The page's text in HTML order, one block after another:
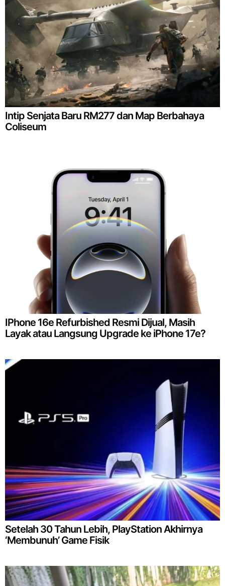
Intip Senjata Baru RM277 dan Map Berbahaya
Coliseum
IPhone 16e Refurbished Resmi Dijual, Masih
Layak atau Langsung Upgrade ke iPhone 17e?
Setelah 30 Tahun Lebih, PlayStation Akhirnya
‘Membunuh’ Game Fisik